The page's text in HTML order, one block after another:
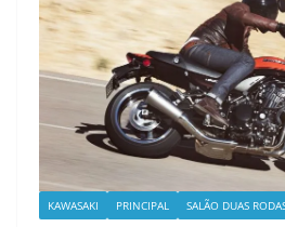
KAWASAKI PRINCIPAL SALÃO DUAS